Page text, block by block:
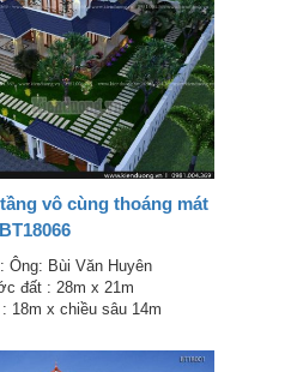
vô cùng thoáng mát
BT18066
Ông: Bùi Văn Huyên
đất : 28m x 21m
18m x chiều sâu 14m